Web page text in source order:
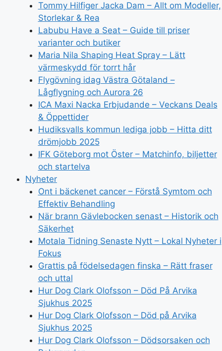
Tommy Hilfiger Jacka Dam – Allt om Modeller,
Storlekar & Rea
Labubu Have a Seat – Guide till priser
varianter och butiker
Maria Nila Shaping Heat Spray – Lätt
värmeskydd för torrt hår
Flygövning idag Västra Götaland –
Lågflygning och Aurora 26
ICA Maxi Nacka Erbjudande – Veckans Deals
& Öppettider
Hudiksvalls kommun lediga jobb – Hitta ditt
drömjobb 2025
IFK Göteborg mot Öster – Matchinfo, biljetter
och startelva
Nyheter
Ont i bäckenet cancer – Förstå Symtom och
Effektiv Behandling
När brann Gävlebocken senast – Historik och
Säkerhet
Motala Tidning Senaste Nytt – Lokal Nyheter i
Fokus
Grattis på födelsedagen finska – Rätt fraser
och uttal
Hur Dog Clark Olofsson – Död På Arvika
Sjukhus 2025
Hur Dog Clark Olofsson – Död på Arvika
Sjukhus 2025
Hur Dog Clark Olofsson – Dödsorsaken och